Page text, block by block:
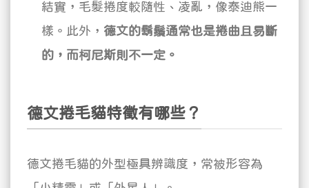
結實，毛髮捲度較隨性、凌亂，像泰迪熊一
樣。此外， 德文的鬍鬚通常也是捲曲且易斷
的，而柯尼斯則不一定。
德文捲毛貓特徵有哪些？
德文捲毛貓的外型極具辨識度，常被形容為